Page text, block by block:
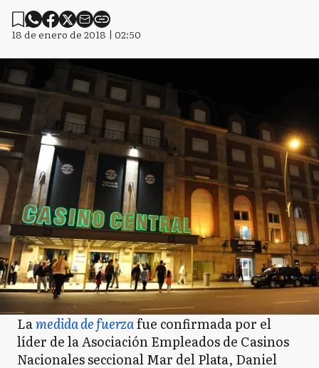
18 de enero de 2018 | 02:50
Lamedida de fuerzafue confirmada por el
líder de la Asociación Empleados de Casinos
Nacionales seccional Mar del Plata, Daniel